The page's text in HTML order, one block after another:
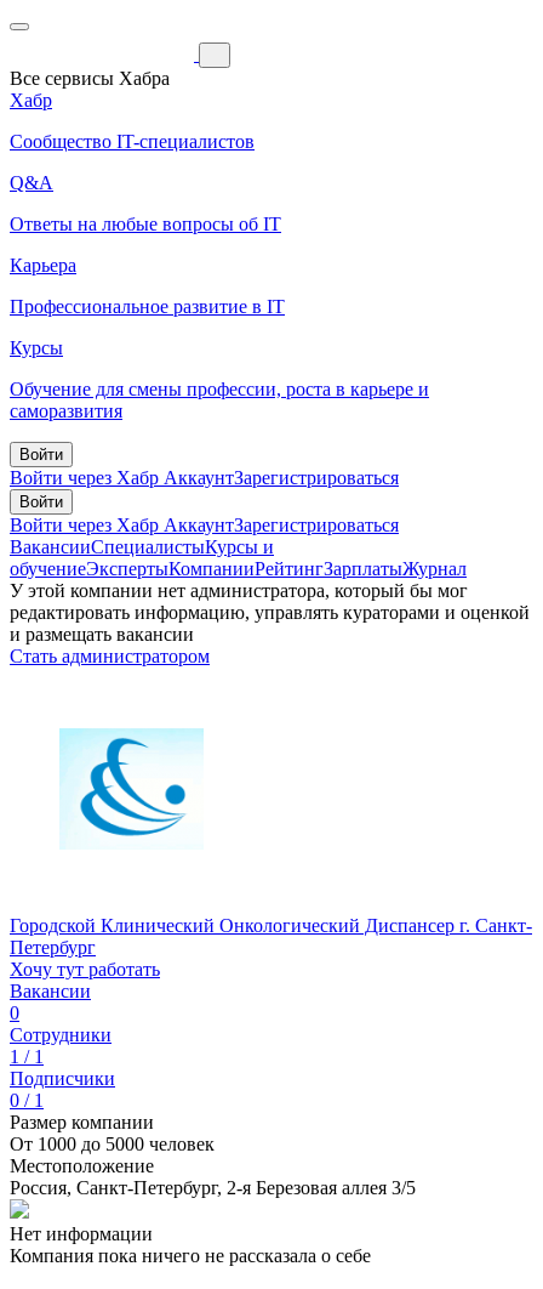
Все сервисы Хабра
Хабр
Сообщество IT-специалистов
Q&A
Ответы на любые вопросы об IT
Карьера
Профессиональное развитие в IT
Курсы
Обучение для смены профессии, роста в карьере и
саморазвития
Войти
Войти через Хабр АккаунтЗарегистрироваться
Войти
Войти через Хабр АккаунтЗарегистрироваться
ВакансииСпециалистыКурсы и
обучениеЭкспертыКомпанииРейтингЗарплатыЖурнал
У этой компании нет администратора, который бы мог
редактировать информацию, управлять кураторами и оценкой
и размещать вакансии
Стать администратором
Городской Клинический Онкологический Диспансер г. Санкт-
Петербург
Хочу тут работать
Вакансии
0
Сотрудники
1 / 1
Подписчики
0 / 1
Размер компании
От 1000 до 5000 человек
Местоположение
Россия, Санкт-Петербург, 2-я Березовая аллея 3/5
Нет информации
Компания пока ничего не рассказала о себе